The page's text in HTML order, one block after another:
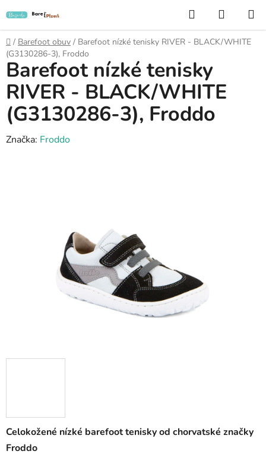
na
obsah
Hledat
KOŠÍK
Domů
/ Barefoot obuv / Barefoot nízké tenisky RIVER - BLACK/WHITE
(G3130286-3), Froddo
Celokožené nízké barefoot tenisky od chorvatské značky
Froddo
Barefoot nízké tenisky
RIVER - BLACK/WHITE
(G3130286-3), Froddo
Značka: Froddo